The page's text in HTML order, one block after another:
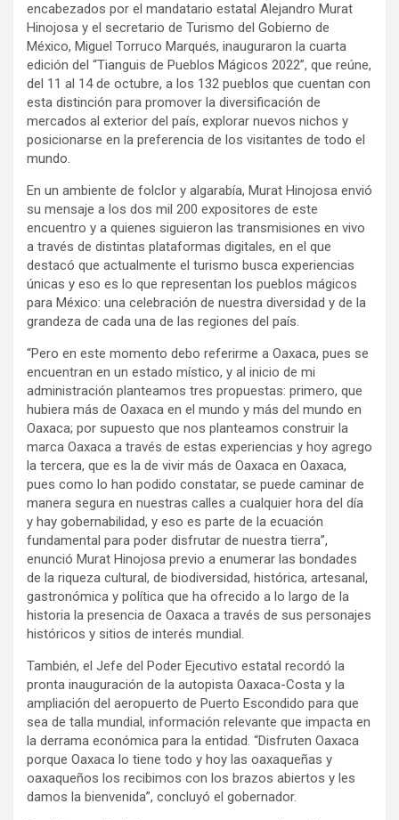
encabezados por el mandatario estatal Alejandro Murat
Hinojosa y el secretario de Turismo del Gobierno de
México, Miguel Torruco Marqués, inauguraron la cuarta
edición del “Tianguis de Pueblos Mágicos 2022”, que reúne,
del 11 al 14 de octubre, a los 132 pueblos que cuentan con
esta distinción para promover la diversificación de
mercados al exterior del país, explorar nuevos nichos y
posicionarse en la preferencia de los visitantes de todo el
mundo.
En un ambiente de folclor y algarabía, Murat Hinojosa envió
su mensaje a los dos mil 200 expositores de este
encuentro y a quienes siguieron las transmisiones en vivo
a través de distintas plataformas digitales, en el que
destacó que actualmente el turismo busca experiencias
únicas y eso es lo que representan los pueblos mágicos
para México: una celebración de nuestra diversidad y de la
grandeza de cada una de las regiones del país.
“Pero en este momento debo referirme a Oaxaca, pues se
encuentran en un estado místico, y al inicio de mi
administración planteamos tres propuestas: primero, que
hubiera más de Oaxaca en el mundo y más del mundo en
Oaxaca; por supuesto que nos planteamos construir la
marca Oaxaca a través de estas experiencias y hoy agrego
la tercera, que es la de vivir más de Oaxaca en Oaxaca,
pues como lo han podido constatar, se puede caminar de
manera segura en nuestras calles a cualquier hora del día
y hay gobernabilidad, y eso es parte de la ecuación
fundamental para poder disfrutar de nuestra tierra”,
enunció Murat Hinojosa previo a enumerar las bondades
de la riqueza cultural, de biodiversidad, histórica, artesanal,
gastronómica y política que ha ofrecido a lo largo de la
historia la presencia de Oaxaca a través de sus personajes
históricos y sitios de interés mundial.
También, el Jefe del Poder Ejecutivo estatal recordó la
pronta inauguración de la autopista Oaxaca-Costa y la
ampliación del aeropuerto de Puerto Escondido para que
sea de talla mundial, información relevante que impacta en
la derrama económica para la entidad. “Disfruten Oaxaca
porque Oaxaca lo tiene todo y hoy las oaxaqueñas y
oaxaqueños los recibimos con los brazos abiertos y les
damos la bienvenida”, concluyó el gobernador.